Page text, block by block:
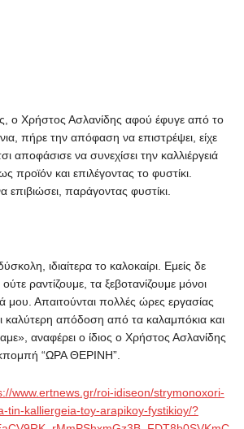
ο Χρήστος Ασλανίδης αφού έφυγε από το
πήρε την απόφαση να επιστρέψει, είχε
αποφάσισε να συνεχίσει την καλλιέργειά
προϊόν και επιλέγοντας το φυστίκι.
επιβιώσει, παράγοντας φυστίκι.
ιδιαίτερα το καλοκαίρι. Εμείς δε
ραντίζουμε, τα ξεβοτανίζουμε μόνοι
μου. Απαιτούνται πολλές ώρες εργασίας
καλύτερη απόδοση από τα καλαμπόκια και
αναφέρει ο ίδιος ο Χρήστος Ασλανίδης
“ΩΡΑ ΘΕΡΙΝΗ”.
www.ertnews.gr/roi-idiseon/strymonoxori-
tin-kalliergeia-toy-arapikoy-fystikioy/?